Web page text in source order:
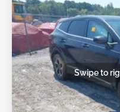
Swipe to